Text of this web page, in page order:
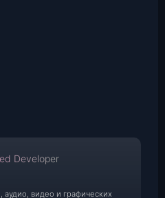
Developer
видео и графических